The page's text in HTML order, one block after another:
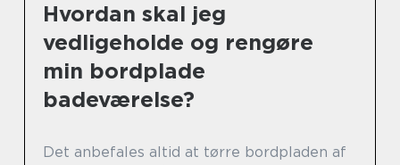
Hvordan skal jeg
vedligeholde og rengøre
min bordplade
badeværelse?
Det anbefales altid at tørre bordpladen af